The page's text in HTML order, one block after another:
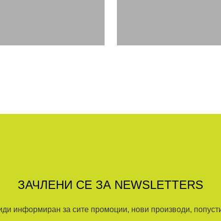
ЗАЧЛЕНИ СЕ ЗА NEWSLETTERS
информиран за сите промоции, нови производи,